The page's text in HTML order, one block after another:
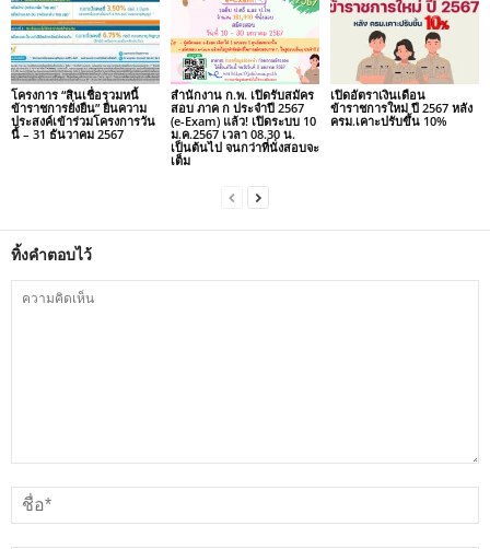
โครงการ “สินเชื่อรวมหนี้
ข้าราชการยั่งยืน” ยื่นความ
ประสงค์เข้าร่วมโครงการวัน
นี้ – 31 ธันวาคม 2567
สำนักงาน ก.พ. เปิดรับสมัคร
สอบ ภาค ก ประจำปี 2567
(e-Exam) แล้ว! เปิดระบบ 10
ม.ค.2567 เวลา 08.30 น.
เป็นต้นไป จนกว่าที่นั่งสอบจะ
เต็ม
เปิดอัตราเงินเดือน
ข้าราชการใหม่ ปี 2567 หลัง
ครม.เคาะปรับขึ้น 10%
ทิ้งคำตอบไว้